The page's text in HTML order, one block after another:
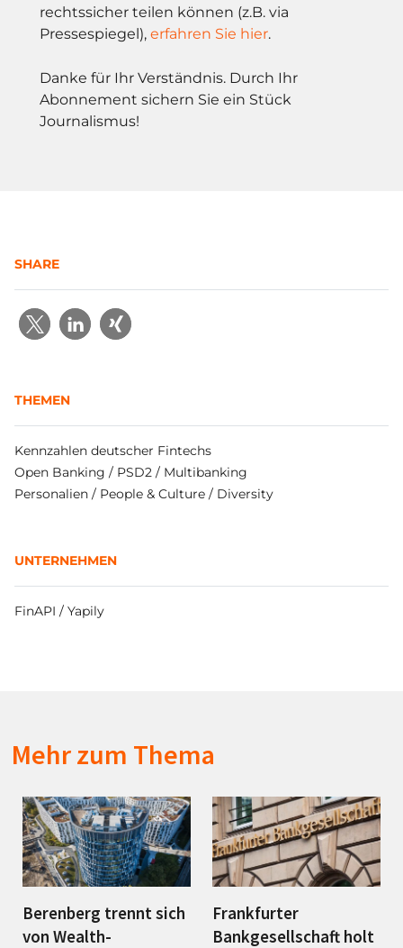
rechtssicher teilen können (z.B. via
Pressespiegel), erfahren Sie hier.
Danke für Ihr Verständnis. Durch Ihr
Abonnement sichern Sie ein Stück
Journalismus!
SHARE
THEMEN
Kennzahlen deutscher Fintechs
Open Banking / PSD2 / Multibanking
Personalien / People & Culture / Diversity
UNTERNEHMEN
FinAPI / Yapily
Mehr zum Thema
Berenberg trennt sich
von Wealth-
Frankfurter
Bankgesellschaft holt